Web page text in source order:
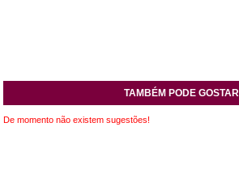
TAMBÉM PODE GOSTAR
De momento não existem sugestões!